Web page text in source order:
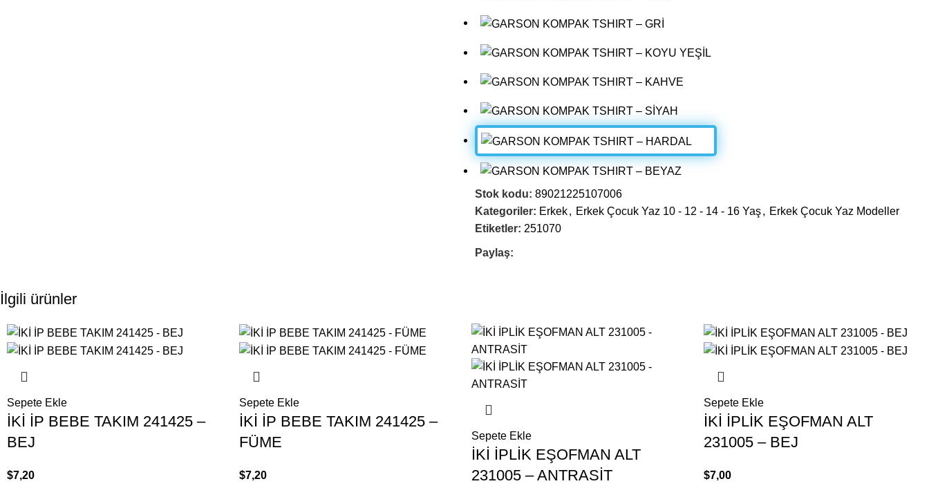
Stok kodu: 89021225107006
Kategoriler: Erkek, Erkek Çocuk Yaz 10 - 12 - 14 - 16 Yaş, Erkek Çocuk Yaz Modeller
Etiketler: 251070
Paylaş:
İlgili ürünler
Sepete Ekle
İKİ İP BEBE TAKIM 241425 –
BEJ
$7,20
Sepete Ekle
İKİ İP BEBE TAKIM 241425 –
FÜME
$7,20
Sepete Ekle
İKİ İPLİK EŞOFMAN ALT
231005 – ANTRASİT
Sepete Ekle
İKİ İPLİK EŞOFMAN ALT
231005 – BEJ
$7,00